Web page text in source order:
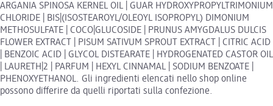
ARGANIA SPINOSA KERNEL OIL | GUAR HYDROXYPROPYLTRIMONIUM
CHLORIDE | BIS|(ISOSTEAROYL/OLEOYL ISOPROPYL) DIMONIUM
METHOSULFATE | COCO|GLUCOSIDE | PRUNUS AMYGDALUS DULCIS
FLOWER EXTRACT | PISUM SATIVUM SPROUT EXTRACT | CITRIC ACID
| BENZOIC ACID | GLYCOL DISTEARATE | HYDROGENATED CASTOR OIL
| LAURETH|2 | PARFUM | HEXYL CINNAMAL | SODIUM BENZOATE |
PHENOXYETHANOL. Gli ingredienti elencati nello shop online
possono differire da quelli riportati sulla confezione.